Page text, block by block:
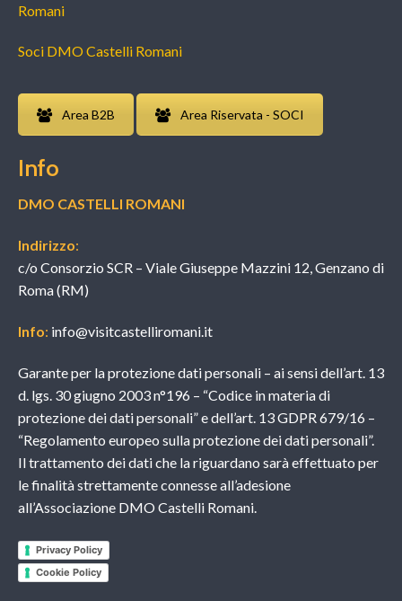
Romani
Soci DMO Castelli Romani
Area B2B Area Riservata - SOCI
Info
DMO CASTELLI ROMANI
Indirizzo:
c/o Consorzio SCR – Viale Giuseppe Mazzini 12, Genzano di
Roma (RM)
Info: info@visitcastelliromani.it
Garante per la protezione dati personali – ai sensi dell’art. 13
d. lgs. 30 giugno 2003 n°196 – “Codice in materia di
protezione dei dati personali” e dell’art. 13 GDPR 679/16 –
“Regolamento europeo sulla protezione dei dati personali”.
Il trattamento dei dati che la riguardano sarà effettuato per
le finalità strettamente connesse all’adesione
all’Associazione DMO Castelli Romani.
Privacy Policy
Cookie Policy